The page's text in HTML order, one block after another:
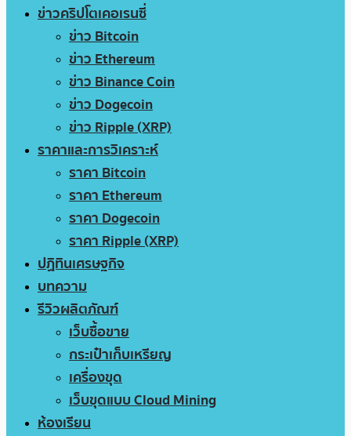
ข่าวคริปโตเคอเรนซี่
ข่าว Bitcoin
ข่าว Ethereum
ข่าว Binance Coin
ข่าว Dogecoin
ข่าว Ripple (XRP)
ราคาและการวิเคราะห์
ราคา Bitcoin
ราคา Ethereum
ราคา Dogecoin
ราคา Ripple (XRP)
ปฏิทินเศรษฐกิจ
บทความ
รีวิวผลิตภัณฑ์
เว็บซื้อขาย
กระเป๋าเก็บเหรียญ
เครื่องขุด
เว็บขุดแบบ Cloud Mining
ห้องเรียน